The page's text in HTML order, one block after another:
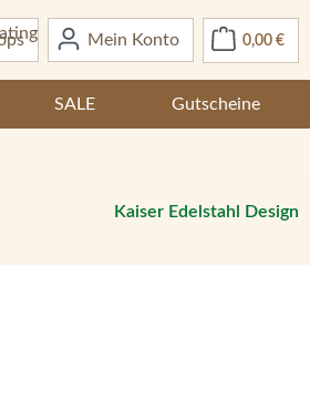
Mein Konto 0,00 €
SALE Gutscheine
Kaiser Edelstahl Design